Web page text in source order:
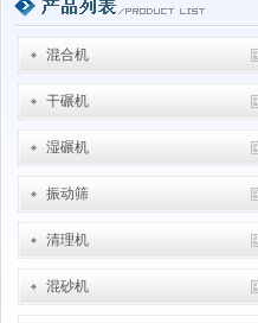
混合机
干碾机
湿碾机
振动筛
清理机
混砂机